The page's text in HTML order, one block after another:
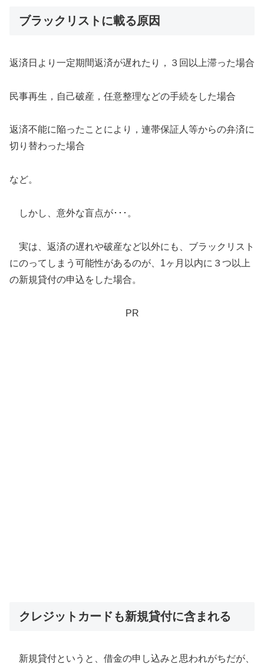
ブラックリストに載る原因
返済日より一定期間返済が遅れたり，３回以上滞った場合
民事再生，自己破産，任意整理などの手続をした場合
返済不能に陥ったことにより，連帯保証人等からの弁済に
切り替わった場合
など。
しかし、意外な盲点が･･･。
実は、返済の遅れや破産など以外にも、ブラックリスト
にのってしまう可能性があるのが、1ヶ月以内に３つ以上
の新規貸付の申込をした場合。
PR
クレジットカードも新規貸付に含まれる
新規貸付というと、借金の申し込みと思われがちだが、